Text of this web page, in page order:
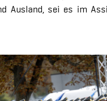
Ausland, sei es im